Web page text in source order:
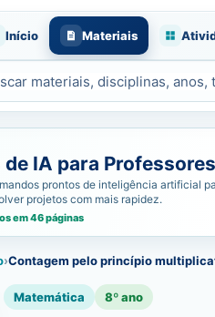
Início Materiais
materiais
IA para
prontos de inteligência artificial
projetos com mais rapidez.
em 46 páginas
›Contagem pelo princípio
Matemática 8º ano